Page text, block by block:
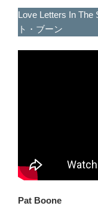
Love Letters In The
ト・ブーン
Pat Boone